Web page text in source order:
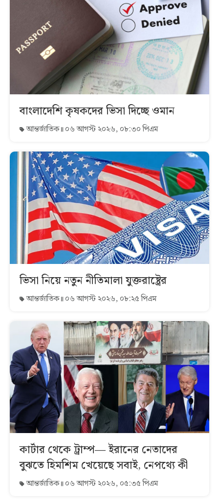
বাংলাদেশি কৃষকদের ভিসা দিচ্ছে ওমান
আন্তর্জাতিক ০৬ আগস্ট ২০২৬, ০৮:৩০ পিএম
ভিসা নিয়ে নতুন নীতিমালা যুক্তরাষ্ট্রের
আন্তর্জাতিক ০৬ আগস্ট ২০২৬, ০৮:২৫ পিএম
কার্টার থেকে ট্রাম্প— ইরানের নেতাদের
বুঝতে হিমশিম খেয়েছে সবাই, নেপথ্যে কী
আন্তর্জাতিক ০৬ আগস্ট ২০২৬, ০৫:৩৫ পিএম